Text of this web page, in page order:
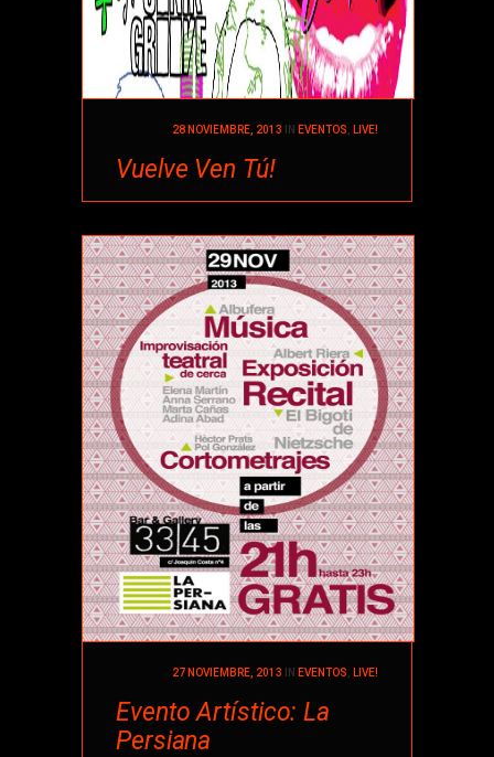
28 NOVIEMBRE, 2013 IN EVENTOS LIVE!
Vuelve Ven Tú!
27 NOVIEMBRE, 2013 IN EVENTOS LIVE!
Evento Artístico: La
Persiana